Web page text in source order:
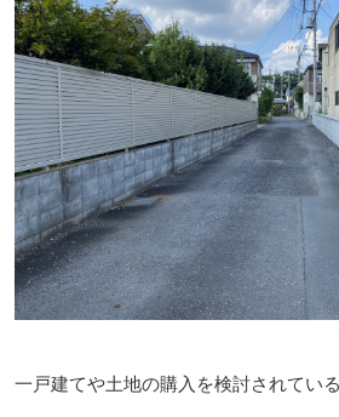
一戸建てや土地の購入を検討されてい